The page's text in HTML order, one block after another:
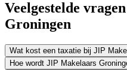
Veelgestelde
Groningen
Wat kost een taxatie bij JIP
Hoe wordt JIP Makelaars